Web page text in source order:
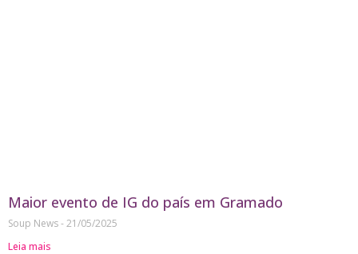
Maior evento de IG do país em Gramado
Soup News 21/05/2025
Leia mais